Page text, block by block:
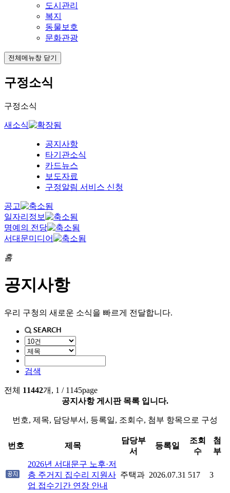
도시관리
복지
동물보호
문화관광
전체메뉴창 닫기
구정소식
구정소식
새소식
공지사항
타기관소식
카드뉴스
보도자료
구정알림 서비스 신청
공고
일자리정보
명예의 전당
서대문미디어
홈
공지사항
우리 구청의 새로운 소식을 빠르게 전달합니다.
검색
전체 11442개, 1 / 1145page
공지사항 게시판 목록 입니다.
번호, 제목, 담당부서, 등록일, 조회수, 첨부 항목으로 구성
번호 제목
담당부
서
등록일
조회
수
첨
부
2026년 서대문구 노후·저
층 주거지 집수리 지원사
업 접수기간 연장 안내
주택과 2026.07.31 517 3